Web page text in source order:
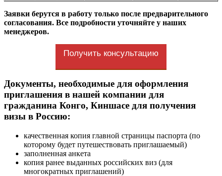
Заявки берутся в работу только после предварительного
согласования. Все подробности уточняйте у наших
менеджеров.
Получить консультацию
Документы, необходимые для оформления
приглашения в нашей компании для
гражданина Конго, Киншасе для получения
визы в Россию:
качественная копия главной страницы паспорта (по
которому будет путешествовать приглашаемый)
заполненная анкета
копия ранее выданных российских виз (для
многократных приглашений)